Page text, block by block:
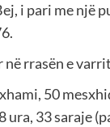
i pari me një
rrasën e
50
33 saraje